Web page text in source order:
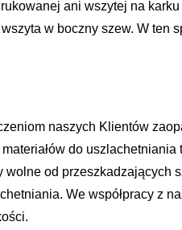
ani wszytej na
w boczny szew. W ten
naszych Klientów
do uszlachetniania
od przeszkadzających
We współpracy z